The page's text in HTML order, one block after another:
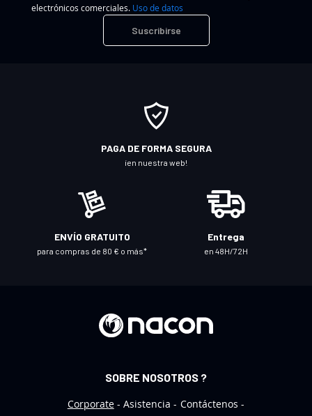
electrónicos comerciales. Uso de datos
Suscribirse
PAGA DE FORMA SEGURA
¡en nuestra web!
ENVÍO GRATUITO
para compras de 80 € o más*
Entrega
en 48H/72H
SOBRE NOSOTROS ?
Corporate
Asistencia
Contáctenos